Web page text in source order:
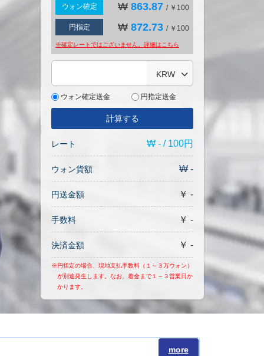
ウォン確定 ₩ 863.87 / ￥100
円指定 ₩ 872.73 / ￥100
※確定レートではございません。詳細は こちら
KRW
ウォン確定送金 円指定送金
計算する
レート ₩ - / 100円
ウォン貨額 ₩ -
円送金額 ￥ -
手数料 ￥ -
決済金額 ￥ -
※円指定の場合、現地支払手数料（１～３万ウォン）
が別途発生します。なお、着金まで１～３営業日か
かります。
more